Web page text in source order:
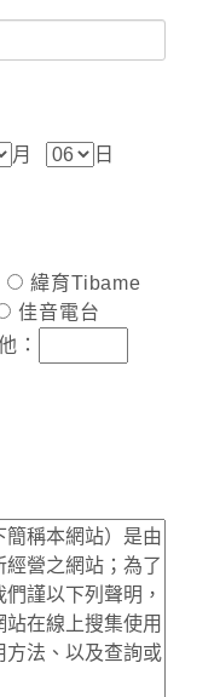
月 日
緯育Tibame
佳音電台
：